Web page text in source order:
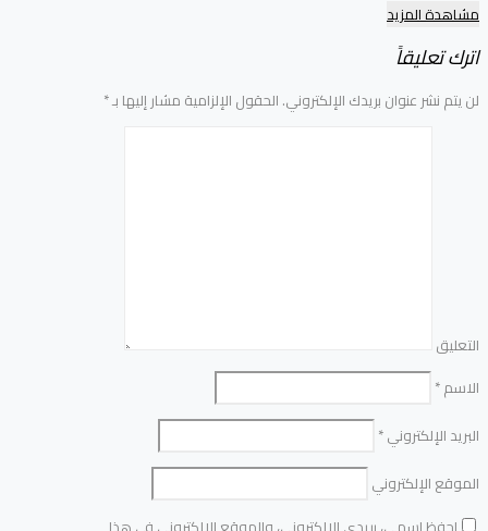
مشاهدة المزيد
اترك تعليقاً
لن يتم نشر عنوان بريدك الإلكتروني. الحقول الإلزامية مشار إليها بـ*
التعليق
الاسم*
البريد الإلكتروني*
الموقع الإلكتروني